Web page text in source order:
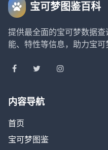
宝可梦图鉴百科
提供最全面的宝可梦数据
能、特性等信息，助力宝可
内容导航
首页
宝可梦图鉴